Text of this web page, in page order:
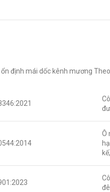
định mái dốc kênh mương
Ô